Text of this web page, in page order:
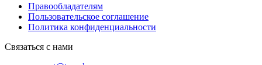
Правообладателям
Пользовательское соглашение
Политика конфиденциальности
Связаться с нами